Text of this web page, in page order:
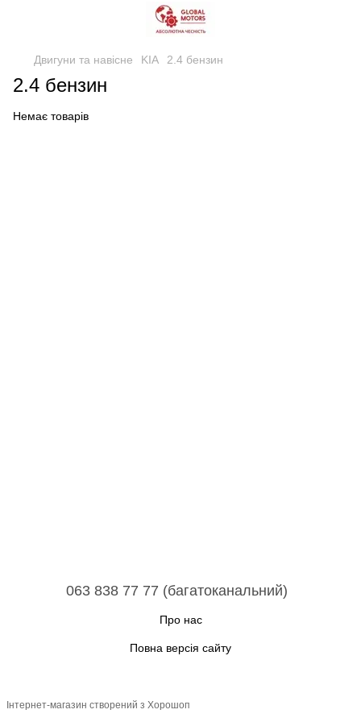
Двигуни та навісне KIA 2.4 бензин
2.4 бензин
Немає товарів
063 838 77 77 (багатоканальний)
Про нас
Повна версія сайту
Інтернет-магазин створений з Хорошоп